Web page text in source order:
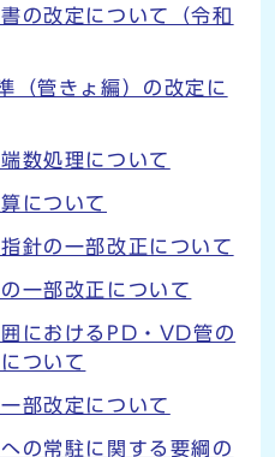
の改定について（令和
（管きょ編）の改定に
数処理について
について
針の一部改正について
一部改正について
におけるPD・VD管の
ついて
部改定について
の常駐に関する要綱の